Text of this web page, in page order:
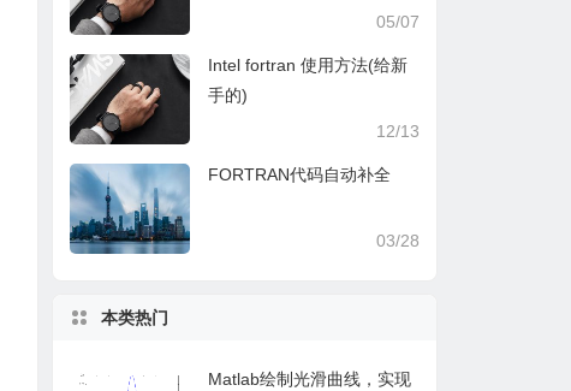
05/07
Intel fortran 使用方法(给新
手的)
12/13
FORTRAN代码自动补全
03/28
本类热门
Matlab绘制光滑曲线，实现